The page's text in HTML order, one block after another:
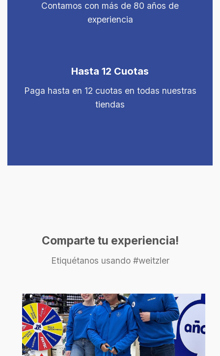
Contamos con más de 80 años de
experiencia
Hasta 12 Cuotas
Paga hasta en 12 cuotas en todas nuestras
tiendas
Comparte tu experiencia!
Etiquétanos usando #weitzler